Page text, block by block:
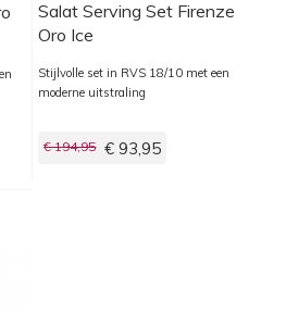
Salat Serving Set Firenze
Oro Ice
Stijlvolle set in RVS 18/10 met een
moderne uitstraling
€ 194,95 € 93,95